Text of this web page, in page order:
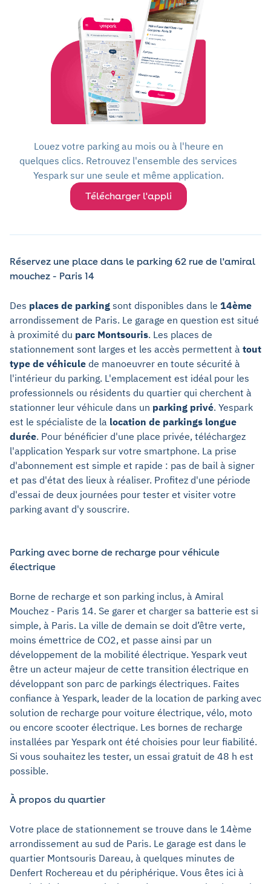
Louez votre parking au mois ou à l'heure en
quelques clics. Retrouvez l'ensemble des services
Yespark sur une seule et même application.
Télécharger l'appli
Réservez une place dans le parking 62 rue de l'amiral
mouchez - Paris 14
Des places de parking sont disponibles dans le 14ème
arrondissement de Paris. Le garage en question est situé
à proximité du parc Montsouris. Les places de
stationnement sont larges et les accès permettent à tout
type de véhicule de manoeuvrer en toute sécurité à
l'intérieur du parking. L'emplacement est idéal pour les
professionnels ou résidents du quartier qui cherchent à
stationner leur véhicule dans un parking privé. Yespark
est le spécialiste de la location de parkings longue
durée. Pour bénéficier d'une place privée, téléchargez
l'application Yespark sur votre smartphone. La prise
d'abonnement est simple et rapide : pas de bail à signer
et pas d'état des lieux à réaliser. Profitez d'une période
d'essai de deux journées pour tester et visiter votre
parking avant d'y souscrire.
Parking avec borne de recharge pour véhicule
électrique
Borne de recharge et son parking inclus, à Amiral
Mouchez - Paris 14. Se garer et charger sa batterie est si
simple, à Paris. La ville de demain se doit d’être verte,
moins émettrice de CO2, et passe ainsi par un
développement de la mobilité électrique. Yespark veut
être un acteur majeur de cette transition électrique en
développant son parc de parkings électriques. Faites
confiance à Yespark, leader de la location de parking avec
solution de recharge pour voiture électrique, vélo, moto
ou encore scooter électrique. Les bornes de recharge
installées par Yespark ont été choisies pour leur fiabilité.
Si vous souhaitez les tester, un essai gratuit de 48 h est
possible.
À propos du quartier
Votre place de stationnement se trouve dans le 14ème
arrondissement au sud de Paris. Le garage est dans le
quartier Montsouris Dareau, à quelques minutes de
Denfert Rochereau et du périphérique. Vous êtes ici à